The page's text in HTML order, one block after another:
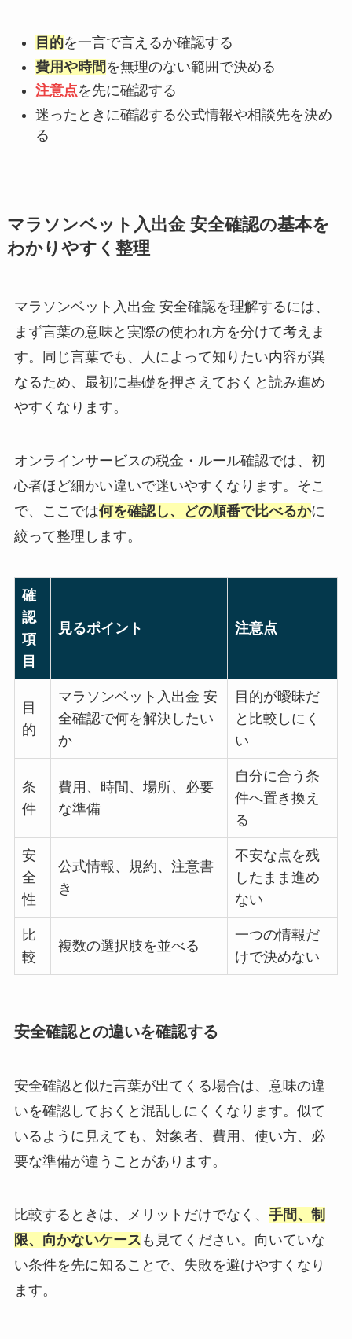
目的を一言で言えるか確認する
費用や時間 を無理のない範囲で決める
注意点を先に確認する
迷ったときに確認する公式情報や相談先を決め
る
マラソンベット入出金 安全確認の基本を
わかりやすく整理
マラソンベット入出金 安全確認を理解するには、
まず言葉の意味と実際の使われ方を分けて考えま
す。同じ言葉でも、人によって知りたい内容が異
なるため、最初に基礎を押さえておくと読み進め
やすくなります。
オンラインサービスの税金・ルール確認では、初
心者ほど細かい違いで迷いやすくなります。そこ
で、ここでは何を確認し、どの順番で比べるかに
絞って整理します。
確
認
項
目
見るポイント 注意点
目
的
マラソンベット入出金 安
全確認で何を解決したい
か
目的が曖昧だ
と比較しにく
い
条
件
費用、時間、場所、必要
な準備
自分に合う条
件へ置き換え
る
安
全
性
公式情報、規約、注意書
き
不安な点を残
したまま進め
ない
比
較
複数の選択肢を並べる
一つの情報だ
けで決めない
安全確認との違いを確認する
安全確認と似た言葉が出てくる場合は、意味の違
いを確認しておくと混乱しにくくなります。似て
いるように見えても、対象者、費用、使い方、必
要な準備が違うことがあります。
比較するときは、メリットだけでなく、 手間、制
限、向かないケース も見てください。向いていな
い条件を先に知ることで、失敗を避けやすくなり
ます。